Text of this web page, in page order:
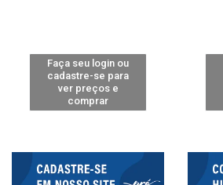
Faça seu login ou
cadastre-se para
ver preços e
comprar